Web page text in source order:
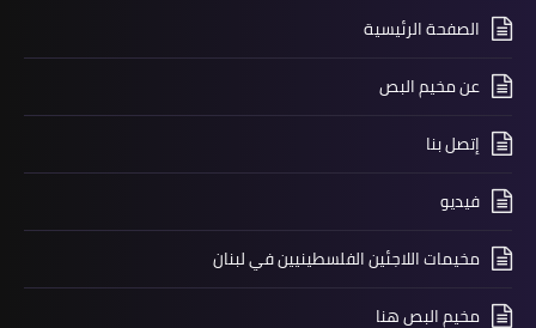
أخبار فلسطين
نايف حواتمة في رسالة الى المؤتمر
العربي العام المنعقد في بيروت دعما
للمقاومة
الصفحة الرئيسية
عن مخيم البص
إتصل بنا
فيديو
مخيمات اللاجئين الفلسطينيين في لبنان
مخيم البص هنا